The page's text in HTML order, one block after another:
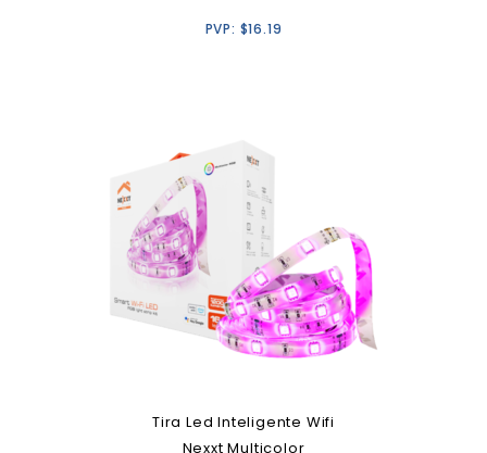
PVP: $16.19
Tira Led Inteligente Wifi
Nexxt Multicolor